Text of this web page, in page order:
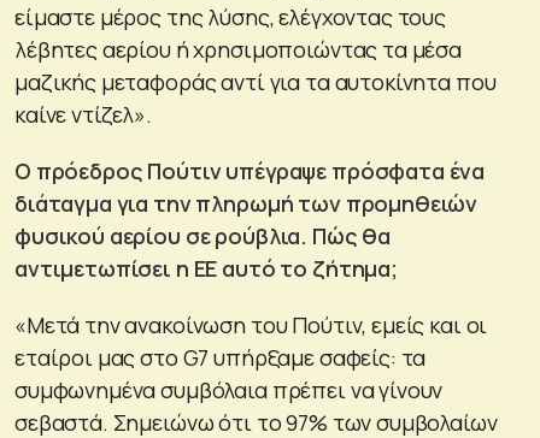
είμαστε μέρος της λύσης, ελέγχοντας τους
λέβητες αερίου ή χρησιμοποιώντας τα μέσα
μαζικής μεταφοράς αντί για τα αυτοκίνητα που
καίνε ντίζελ».
Ο πρόεδρος Πούτιν υπέγραψε πρόσφατα ένα
διάταγμα για την πληρωμή των προμηθειών
φυσικού αερίου σε ρούβλια. Πώς θα
αντιμετωπίσει η ΕΕ αυτό το ζήτημα;
«Μετά την ανακοίνωση του Πούτιν, εμείς και οι
εταίροι μας στο G7 υπήρξαμε σαφείς: τα
συμφωνημένα συμβόλαια πρέπει να γίνουν
σεβαστά. Σημειώνω ότι το 97% των συμβολαίων